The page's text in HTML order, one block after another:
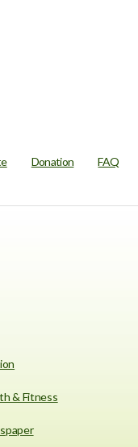
Donation FAQ
& Fitness